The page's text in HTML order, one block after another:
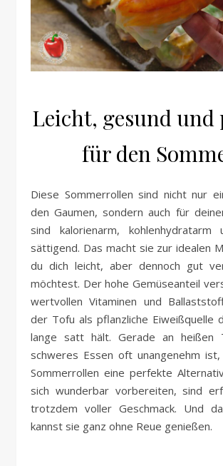
Leicht, gesund und
für den
Diese Sommerrollen sind nicht nur
den Gaumen, sondern auch für
sind kalorienarm, kohlenhydratarm
sättigend. Das macht sie zur idealen
du dich leicht, aber dennoch gut
möchtest. Der hohe Gemüseanteil
wertvollen Vitaminen und
der Tofu als pflanzliche Eiweißquelle
lange satt hält. Gerade an heißen
schweres Essen oft unangenehm
Sommerrollen eine perfekte
sich wunderbar vorbereiten, sind
trotzdem voller Geschmack. Und
kannst sie ganz ohne Reue genießen.